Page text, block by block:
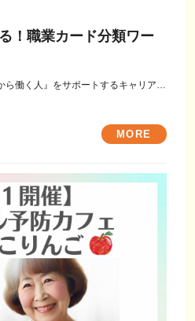
！職業カード分類ワー
ら働く人』をサポートするキャリアコ
MORE